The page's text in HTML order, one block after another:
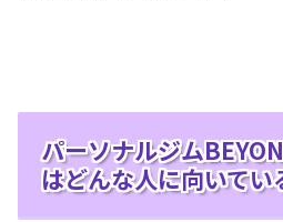
パーソナルジム
はどんな人に向いてい